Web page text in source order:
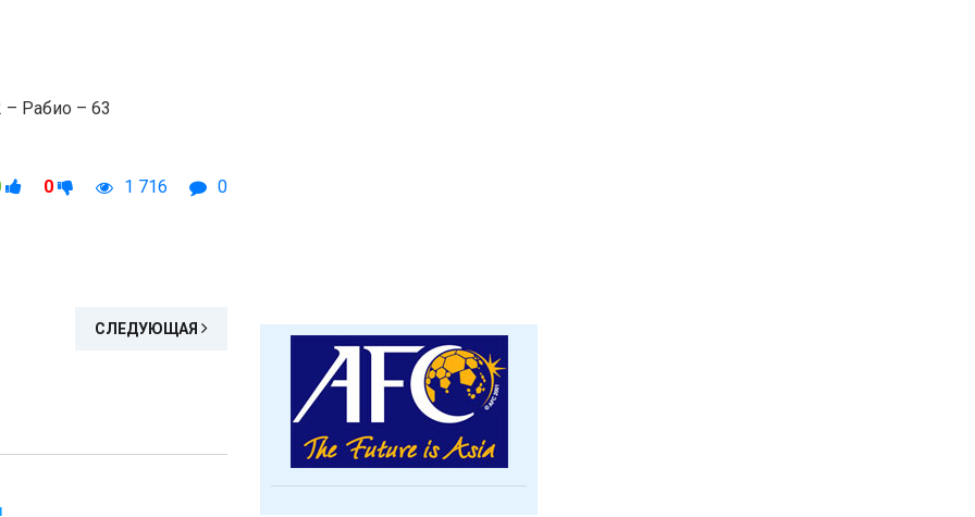
– Рабио – 63
0 1 716 0
СЛЕДУЮЩАЯ